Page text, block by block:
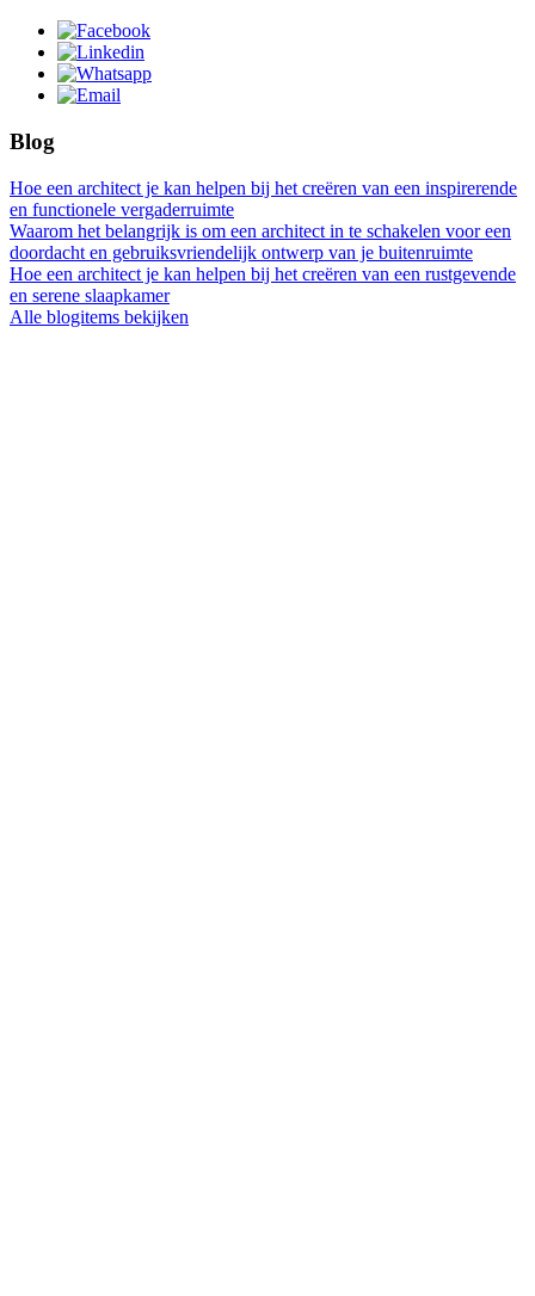
Blog
Hoe een architect je kan helpen bij het creëren van een inspirerende
en functionele vergaderruimte
Waarom het belangrijk is om een architect in te schakelen voor een
doordacht en gebruiksvriendelijk ontwerp van je buitenruimte
Hoe een architect je kan helpen bij het creëren van een rustgevende
en serene slaapkamer
Alle blogitems bekijken